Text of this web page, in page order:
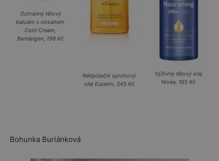
Ochranný tělový
balzám s obsahem
Cold Cream,
Barnängen, 199 Kč
Relipidační sprchový
olej Eucerin, 345 Kč
Výživný tělový olej
Nivea, 165 Kč
Bohunka Buriánková